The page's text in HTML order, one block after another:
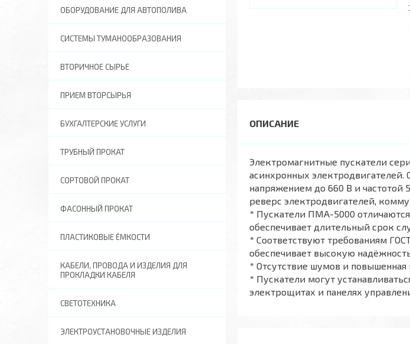
Электромагнитные пускатели
асинхронных электродвигателей.
напряжением до 660 В и частотой
реверс электродвигателей,
* Пускатели ПМА-5000
обеспечивает длительный срок
* Соответствуют требованиям
обеспечивает высокую
* Отсутствие шумов и повышенная
* Пускатели могут
электрощитах и панелях
ОБОРУДОВАНИЕ ДЛЯ АВТОПОЛИВА
СИСТЕМЫ ТУМАНООБРАЗОВАНИЯ
ВТОРИЧНОЕ СЫРЬЕ
ПРИЕМ ВТОРСЫРЬЯ
БУХГАЛТЕРСКИЕ УСЛУГИ
ТРУБНЫЙ ПРОКАТ
СОРТОВОЙ ПРОКАТ
ФАСОННЫЙ ПРОКАТ
ПЛАСТИКОВЫЕ ЁМКОСТИ
КАБЕЛИ, ПРОВОДА И ИЗДЕЛИЯ ДЛЯ
ПРОКЛАДКИ КАБЕЛЯ
СВЕТОТЕХНИКА
ЭЛЕКТРОУСТАНОВОЧНЫЕ ИЗДЕЛИЯ